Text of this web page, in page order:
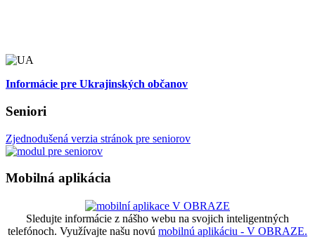
Informácie pre Ukrajinských občanov
Seniori
Zjednodušená verzia stránok pre seniorov
Mobilná aplikácia
Sledujte informácie z nášho webu na svojich inteligentných
telefónoch. Využívajte našu novú mobilnú aplikáciu - V OBRAZE.